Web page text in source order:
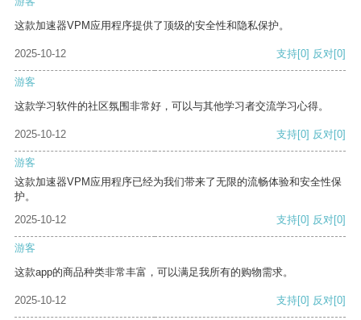
这款加速器VPM应用程序提供了顶级的安全性和隐私保护。
2025-10-12 支持[0] 反对[0]
游客
这款学习软件的社区氛围非常好，可以与其他学习者交流学习心得。
2025-10-12 支持[0] 反对[0]
游客
这款加速器VPM应用程序已经为我们带来了无限的流畅体验和安全性保
护。
2025-10-12
支持[0] 反对[0]
游客
这款app的商品种类非常丰富，可以满足我所有的购物需求。
2025-10-12 支持[0] 反对[0]